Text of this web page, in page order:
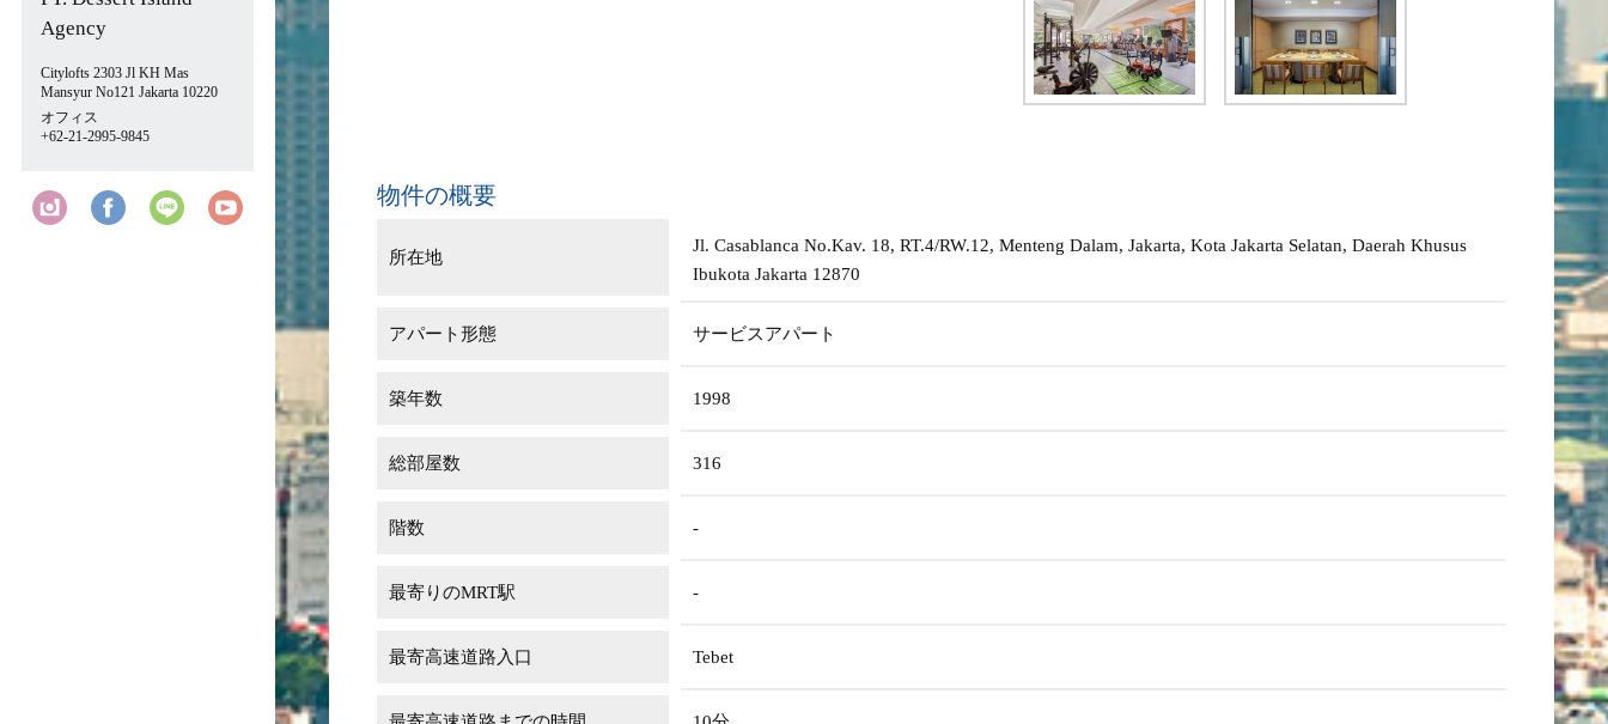
Agency
Citylofts 2303 Jl KH Mas
Mansyur No121 Jakarta 10220
オフィス
+62-21-2995-9845
物件の概要
所在地
Jl. Casablanca No.Kav. 18, RT.4/RW.12, Menteng Dalam, Jakarta, Kota Jakarta Selatan, Daerah Khusus
Ibukota Jakarta 12870
アパート形態 サービスアパート
築年数 1998
総部屋数 316
階数 -
最寄りのMRT駅 -
最寄高速道路入口 Tebet